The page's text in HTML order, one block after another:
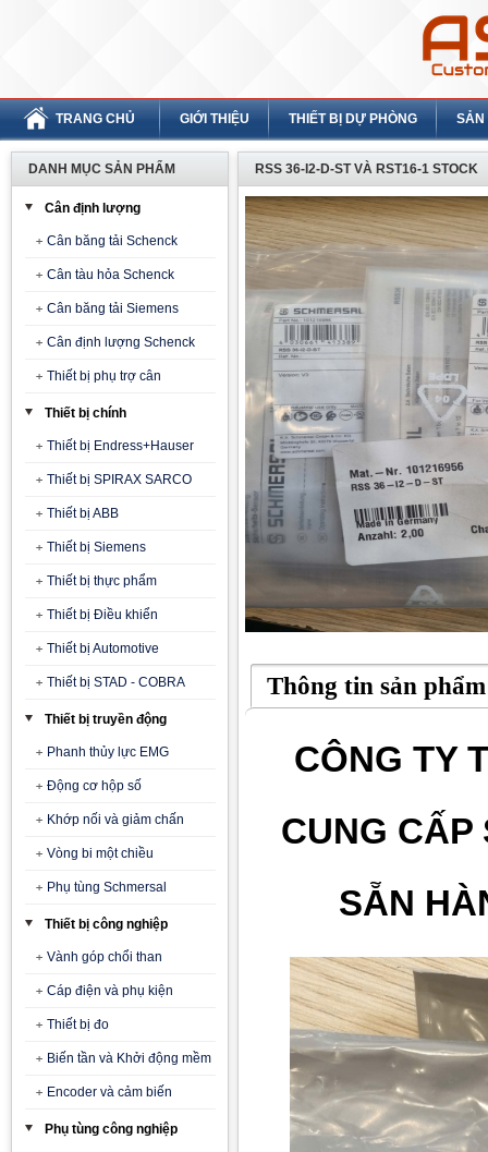
TRANG CHỦ GIỚI THIỆU THIẾT BỊ DỰ PHÒNG SẢN
DANH MỤC SẢN PHẨM
Cân định lượng
Cân băng tải Schenck
Cân tàu hỏa Schenck
Cân băng tải Siemens
Cân định lượng Schenck
Thiết bị phụ trợ cân
Thiết bị chính
Thiết bị Endress+Hauser
Thiết bị SPIRAX SARCO
Thiết bị ABB
Thiết bị Siemens
Thiết bị thực phẩm
Thiết bị Điều khiển
Thiết bị Automotive
Thiết bị STAD - COBRA
Thiết bị truyền động
Phanh thủy lực EMG
Động cơ hộp số
Khớp nối và giảm chấn
Vòng bi một chiều
Phụ tùng Schmersal
Thiết bị công nghiệp
Vành góp chổi than
Cáp điện và phụ kiện
Thiết bị đo
Biến tần và Khởi động mềm
Encoder và cảm biến
Phụ tùng công nghiệp
RSS 36-I2-D-ST VÀ RST16-1 STOCK
Thông tin sản phẩm
CÔNG TY
CUNG CẤP
SẴN